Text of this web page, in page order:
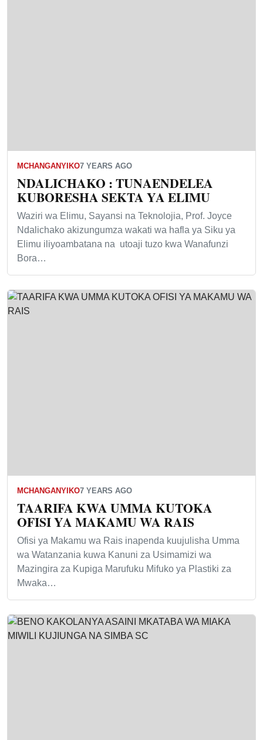
MCHANGANYIKO7 YEARS AGO
NDALICHAKO : TUNAENDELEA
KUBORESHA SEKTA YA ELIMU
Waziri wa Elimu, Sayansi na Teknolojia, Prof. Joyce
Ndalichako akizungumza wakati wa hafla ya Siku ya
Elimu iliyoambatana na utoaji tuzo kwa Wanafunzi
Bora…
MCHANGANYIKO7 YEARS AGO
TAARIFA KWA UMMA KUTOKA
OFISI YA MAKAMU WA RAIS
Ofisi ya Makamu wa Rais inapenda kuujulisha Umma
wa Watanzania kuwa Kanuni za Usimamizi wa
Mazingira za Kupiga Marufuku Mifuko ya Plastiki za
Mwaka…